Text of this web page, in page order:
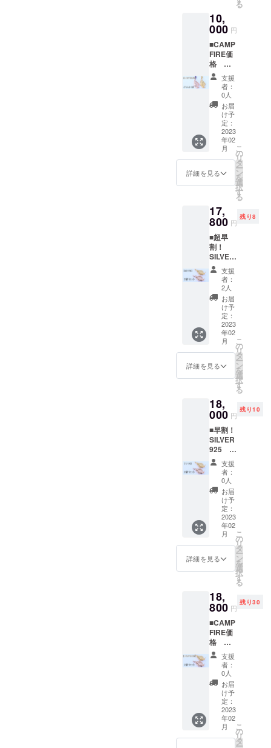
コート
（桜
鯛）・
ゴール
ドコー
ト（金
鯛）の
２種類
からお
選びく
ださ
い。
付１つ
SILVER
925 目
にダイ
ヤモン
ド 根
付紐
桐箱付
き 鯛サ
イズ：
縦約
25mm×
横約
16mm
×厚さ約
6mm
ピン
（桜
鯛）・
ゴール
ドコー
ト（金
鯛）の
２種類
からお
選びく
ださ
い。
る
10,
000 円
■CAMP
FIRE価
格
SILVER
925 鯛
金根付
価
格：
10,000
円(税
込・送
料込)
【一般
参考価
格
11,000
鯛の根
付１つ
SILVER
925 目
にダイ
ヤモン
ド 根
付紐
桐箱付
き 鯛サ
イズ：
縦約
25mm×
横約
16mm
×厚さ約
6mm
コート
（桜
鯛）・
ゴール
ドコー
ト（金
鯛）の
２種類
からお
選びく
ださ
い。
支援
者：
0人
お届
け予
定：
2023
年02
月
詳細を見る
こ
の
リ
タ
ー
ン
を
選
択
す
る
17,
800 円
残り8
■超早
割！
SILVER
925 鯛
金根付2
個セッ
ト【限
10set】
価
格：
17,800
円(税
込・送
料込)
【一般
格
22.000
円】
SILVER
925 目
にダイ
ヤモン
ド 根
付紐
桐箱付
き サイ
ズ：
『大
鯛』 縦
25mm×
横約
×厚さ約
ピン
クゴー
ルド
コート
（桜
鯛）・
ゴール
ドコー
ト（金
鯛）の
２種類
から２
つお選
びくだ
さい。
支援
者：
2人
お届
け予
定：
2023
年02
月
詳細を見る
こ
の
リ
タ
ー
ン
を
選
択
す
る
18,
000 円
残り10
■早割！
SILVER
925 鯛
金根付2
個セッ
ト【限
定
10set】
価
格：
18,000
円(税
込・送
料込)
【一般
参考価
22.000
円】
SILVER
925 目
にダイ
ヤモン
ド 根
付紐
桐箱付
き サイ
ズ：
『大
鯛』 縦
25mm×
横約
支援
者：
0人
お届
け予
定：
2023
年02
月
詳細を見る
こ
の
リ
タ
ー
ン
を
選
択
す
る
18,
800 円
残り30
■CAMP
FIRE価
格
SILVER
925 鯛
金根付2
個セッ
ト【限
30set】
価
格：
18,800
支援
者：
0人
お届
け予
定：
2023
年02
月
こ
の
リ
タ